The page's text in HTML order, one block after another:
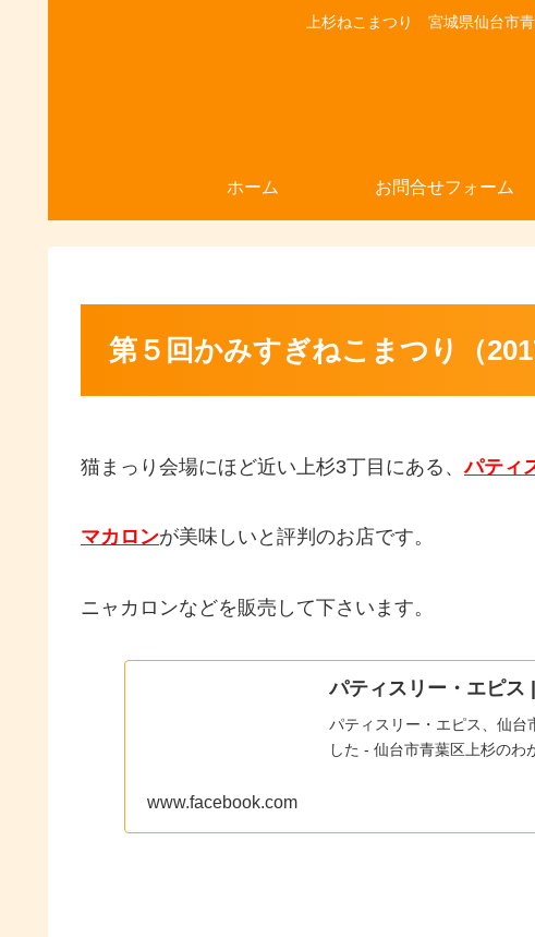
上杉ねこまつり 宮城県仙台市
ホーム お問合せフォーム
第５回かみすぎねこまつり（
猫まっり会場にほど近い上杉3丁目にある、パティ
マカロンが美味しいと評判のお店です。
ニャカロンなどを販売して下さいます。
パティスリー・エピ
パティスリー・エピス、仙台
した - 仙台市青葉区上杉のわ
www.facebook.com